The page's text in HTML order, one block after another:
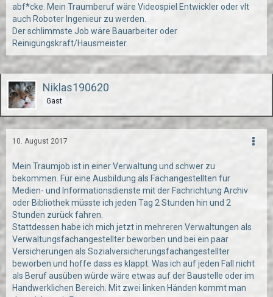
abf*cke. Mein Traumberuf wäre Videospiel Entwickler oder vlt
auch Roboter Ingenieur zu werden.
Der schlimmste Job wäre Bauarbeiter oder
Reinigungskraft/Hausmeister.
Niklas190620
Gast
10. August 2017
Mein Traumjob ist in einer Verwaltung und schwer zu
bekommen. Für eine Ausbildung als Fachangestellten für
Medien- und Informationsdienste mit der Fachrichtung Archiv
oder Bibliothek müsste ich jeden Tag 2 Stunden hin und 2
Stunden zurück fahren.
Stattdessen habe ich mich jetzt in mehreren Verwaltungen als
Verwaltungsfachangestellter beworben und bei ein paar
Versicherungen als Sozialversicherungsfachangestellter
beworben und hoffe dass es klappt. Was ich auf jeden Fall nicht
als Beruf ausüben würde wäre etwas auf der Baustelle oder im
Handwerklichen Bereich. Mit zwei linken Händen kommt man